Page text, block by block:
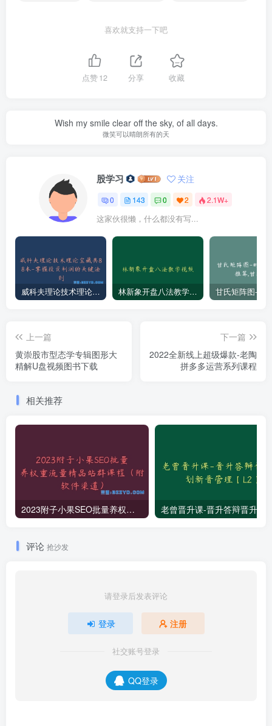
喜欢就支持一下吧
点赞12 分享 收藏
Wish my smile clear off the sky, of all days.
微笑可以晴朗所有的天
股学习 关注
0 143 0 2 2.1W+
这家伙很懒，什么都没有写...
威科夫理论技术理论宝藏共88本-掌握投资利润的关键法则 林新象开盘八法教学视频
上一篇
黄崇股市型态学专辑图形大
精解U盘视频图书下载
下一篇
2022全新线上超级爆款-老陶
拼多多运营系列课程
相关推荐
2023附子小果SEO批量养权重流量精品站群课程（附软件渠道）
评论 抢沙发
请登录后发表评论
登录 注册
社交账号登录
QQ登录